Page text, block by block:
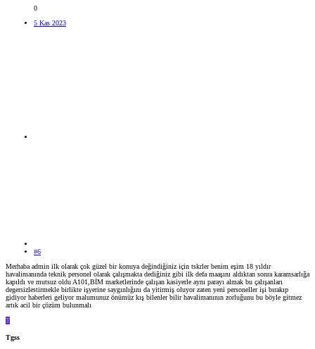
0
5 Kas 2023
#6
Merhaba admin ilk olarak çok güzel bir konuya değindiğiniz için tskrler benim eşim 18 yıldır
havalimanında teknik personel olarak çalışmakta dediğiniz gibi ilk defa maaşını aldıktan sonra karamsarlığa
kapıldı ve mutsuz oldu A101,BİM marketlerinde çalışan kasiyerle aynı parayı almak bu çalışanları
degersizlestirmekle birlikte işyerine saygınlığını da yitirmiş oluyor zaten yeni personeller işi bırakıp
gidiyor haberleri geliyor malumunuz önümüz kış bilenler bilir havalimanının zorluğunu bu böyle gitmez
artık acil bir çözüm bulunmalı
T
Tgss